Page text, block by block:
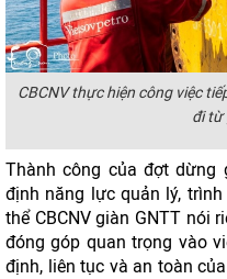
CBCNV thực hiện công việc
đi từ
Thành công của đợt dừng
định năng lực quản lý,
thể CBCNV giàn GNTT nói
đóng góp quan trọng vào
định, liên tục và an toàn